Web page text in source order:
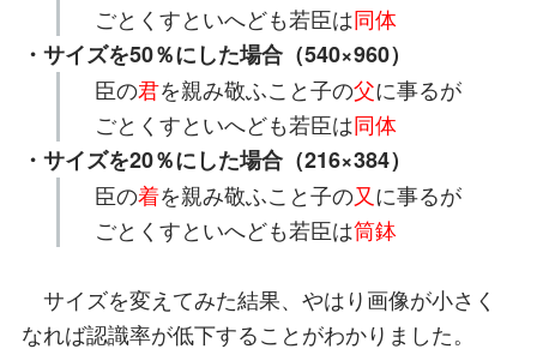
ごとくすといへども若臣は同体
・サイズを50％にした場合（540×960）
臣の君を親み敬ふこと子の父に事るが
ごとくすといへども若臣は同体
・サイズを20％にした場合（216×384）
臣の着を親み敬ふこと子の又に事るが
ごとくすといへども若臣は筒鉢
サイズを変えてみた結果、やはり画像が小さく
なれば認識率が低下することがわかりました。